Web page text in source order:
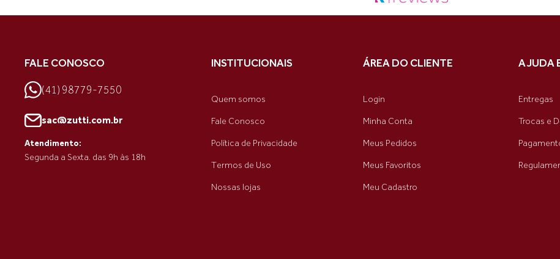
FALE CONOSCO
(41) 98779-7550
sac@zutti.com.br
Atendimento:
Segunda a Sexta. das 9h às 18h
INSTITUCIONAIS
Quem somos
Fale Conosco
Política de Privacidade
Termos de Uso
Nossas lojas
ÁREA DO CLIENTE
Login
Minha Conta
Meus Pedidos
Meus Favoritos
Meu Cadastro
AJUDA
Entregas
Trocas e